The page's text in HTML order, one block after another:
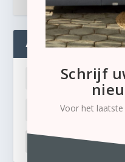
ADMIN
Ik ben mijn
Schrijf
Voor het